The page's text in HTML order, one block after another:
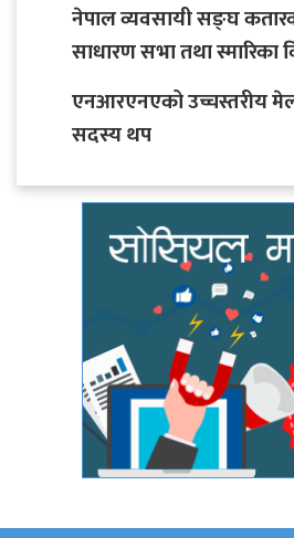
नेपाल व्यवसायी सङ्घ
साधारण सभा तथा स्मारिका
एनआरएनएको उच्चस्तरीय
सदस्य थप